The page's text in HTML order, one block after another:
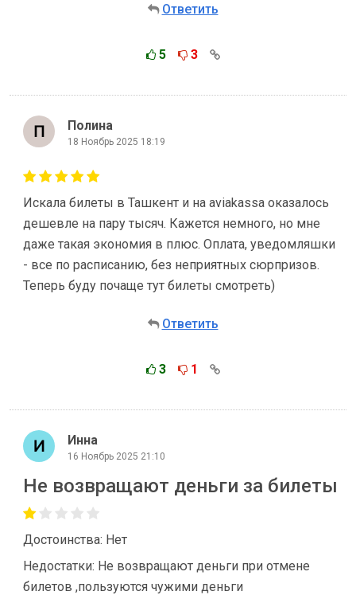
Ответить
5 3
Полина
18 Ноябрь 2025 18:19
Искала билеты в Ташкент и на aviakassa оказалось
дешевле на пару тысяч. Кажется немного, но мне
даже такая экономия в плюс. Оплата, уведомляшки
- все по расписанию, без неприятных сюрпризов.
Теперь буду почаще тут билеты смотреть)
Ответить
3 1
Инна
16 Ноябрь 2025 21:10
Не возвращают деньги за билеты
Достоинства: Нет
Недостатки: Не возвращают деньги при отмене
билетов ,пользуются чужими деньги